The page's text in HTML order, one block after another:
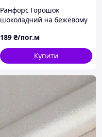
Ранфорс Горошок
шоколадний на бежевому
189 ₴/пог.м
Купити